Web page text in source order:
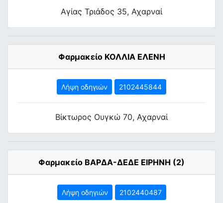
Αγίας Τριάδος 35, Αχαρναί
Φαρμακείο ΚΟΛΛΙΑ ΕΛΕΝΗ
Λήψη οδηγιών 2102445844
Βίκτωρος Ουγκώ 70, Αχαρναί
Φαρμακείο ΒΑΡΔΑ-ΔΕΔΕ ΕΙΡΗΝΗ (2)
Λήψη οδηγιών 2102440487